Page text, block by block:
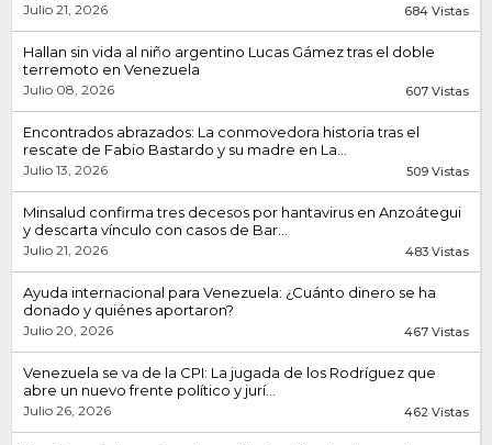
Julio 21, 2026 684 Vistas
Hallan sin vida al niño argentino Lucas Gámez tras el doble
terremoto en Venezuela
Julio 08, 2026 607 Vistas
Encontrados abrazados: La conmovedora historia tras el
rescate de Fabio Bastardo y su madre en La...
Julio 13, 2026 509 Vistas
Minsalud confirma tres decesos por hantavirus en Anzoátegui
y descarta vínculo con casos de Bar...
Julio 21, 2026 483 Vistas
Ayuda internacional para Venezuela: ¿Cuánto dinero se ha
donado y quiénes aportaron?
Julio 20, 2026 467 Vistas
Venezuela se va de la CPI: La jugada de los Rodríguez que
abre un nuevo frente político y jurí...
Julio 26, 2026 462 Vistas